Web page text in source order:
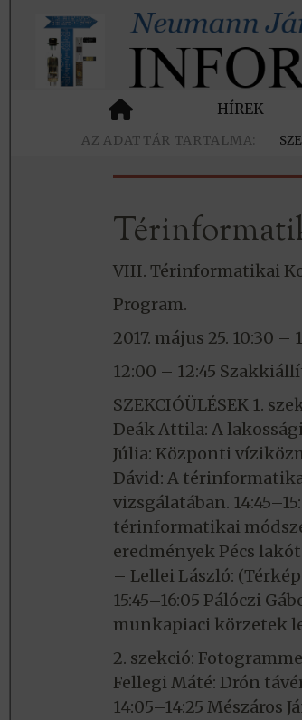
HÍREK
VIII. Térinformatikai
Program.
2017. május 25. 10:30
12:00 – 12:45
SZEKCIÓÜLÉSEK 1.
Deák Attila: A
Júlia: Központi
Dávid: A
vizsgálatában.
térinformatikai
eredmények Pécs
– Lellei László:
15:45–16:05 Pálóczi
munkapiaci körzetek
2. szekció:
Fellegi Máté: Drón
14:05–14:25 Mészáros